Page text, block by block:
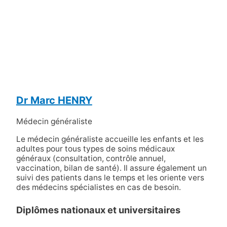
Dr Marc HENRY
Médecin généraliste
Le médecin généraliste accueille les enfants et les
adultes pour tous types de soins médicaux
généraux (consultation, contrôle annuel,
vaccination, bilan de santé). Il assure également un
suivi des patients dans le temps et les oriente vers
des médecins spécialistes en cas de besoin.
Diplômes nationaux et universitaires